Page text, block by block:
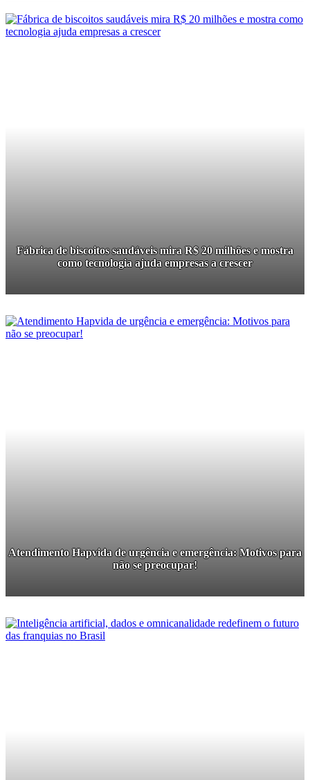
Fábrica de biscoitos saudáveis mira R$ 20 milhões e mostra
como tecnologia ajuda empresas a crescer
Atendimento Hapvida de urgência e emergência: Motivos para
não se preocupar!